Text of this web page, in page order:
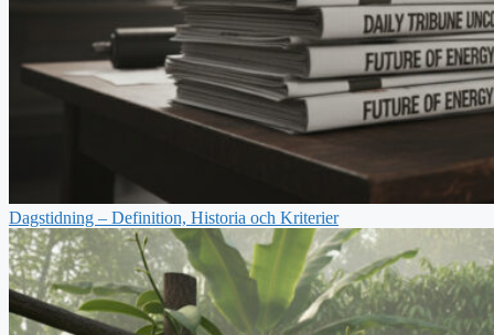
Dagstidning – Definition, Historia och Kriterier